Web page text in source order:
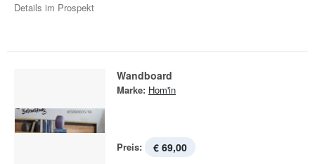
Details im Prospekt
Wandboard
Marke: Hom'in
Preis: € 69,00